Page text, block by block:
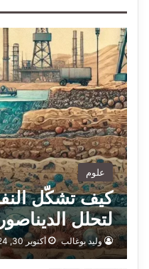
علوم
كيف تشكّل
لتحلل
وليد بوغالب أكتوبر 30, 2024